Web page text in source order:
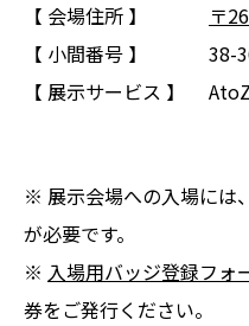
【 会場住所 】
〒
【 小間番号 】 38-
【 展示サービス 】
※ 展示会場への入場には
が必要です。
※ 入場用バッジ登録フォ
券をご発行ください。